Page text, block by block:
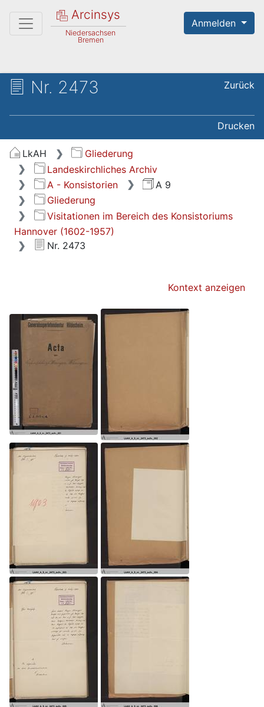
Arcinsys
Niedersachsen
Bremen
Anmelden
Nr. 2473 Zurück
Drucken
LkAH
Gliederung
Landeskirchliches Archiv
A - Konsistorien
A 9
Gliederung
Visitationen im Bereich des Konsistoriums
Hannover (1602-1957)
Nr. 2473
Kontext anzeigen